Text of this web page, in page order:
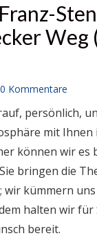
Weg
0 Kommentare
persönlich,
mit Ihnen
können wir es
bringen die
wir kümmern
halten wir für
bereit.